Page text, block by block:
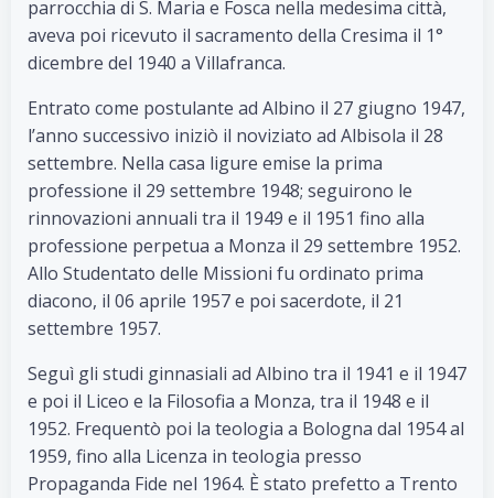
parrocchia di S. Maria e Fosca nella medesima città,
aveva poi ricevuto il sacramento della Cresima il 1°
dicembre del 1940 a Villafranca.
Entrato come postulante ad Albino il 27 giugno 1947,
l’anno successivo iniziò il noviziato ad Albisola il 28
settembre. Nella casa ligure emise la prima
professione il 29 settembre 1948; seguirono le
rinnovazioni annuali tra il 1949 e il 1951 fino alla
professione perpetua a Monza il 29 settembre 1952.
Allo Studentato delle Missioni fu ordinato prima
diacono, il 06 aprile 1957 e poi sacerdote, il 21
settembre 1957.
Seguì gli studi ginnasiali ad Albino tra il 1941 e il 1947
e poi il Liceo e la Filosofia a Monza, tra il 1948 e il
1952. Frequentò poi la teologia a Bologna dal 1954 al
1959, fino alla Licenza in teologia presso
Propaganda Fide nel 1964. È stato prefetto a Trento